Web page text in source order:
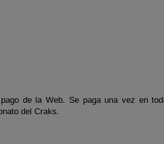
de la Web. Se paga una vez en
del Craks.